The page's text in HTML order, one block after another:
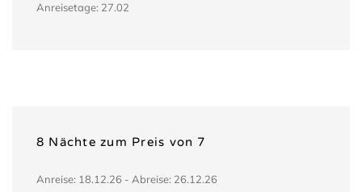
Anreisetage: 27.02
8 Nächte zum Preis von 7
Anreise: 18.12.26 - Abreise: 26.12.26